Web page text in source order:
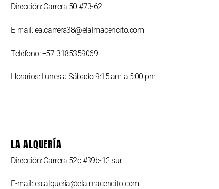
Dirección: Carrera 50 #73-62
E-mail: ea.carrera38@elalmacencito.com
Teléfono: +57 3185359069
Horarios: Lunes a Sábado 9:15 am a 5:00 pm
LA ALQUERÍA
Dirección: Carrera 52c #39b-13 sur
E-mail: ea.alqueria@elalmacencito.com